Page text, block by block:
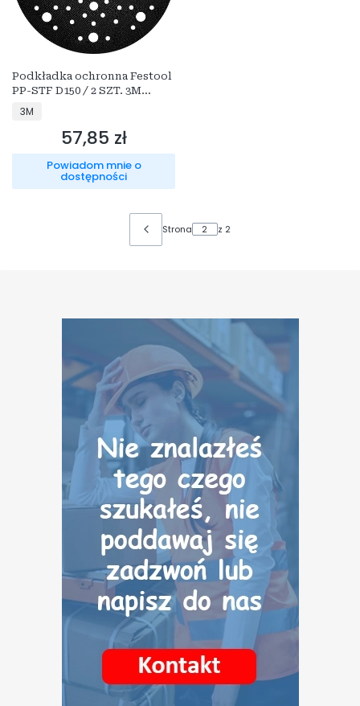
Podkładka ochronna Festool
PP-STF D150 / 2 SZT. 3M
30089F
PRODUCENT
3M
Cena
57,85 zł
Powiadom mnie o
dostępności
Strona z 2